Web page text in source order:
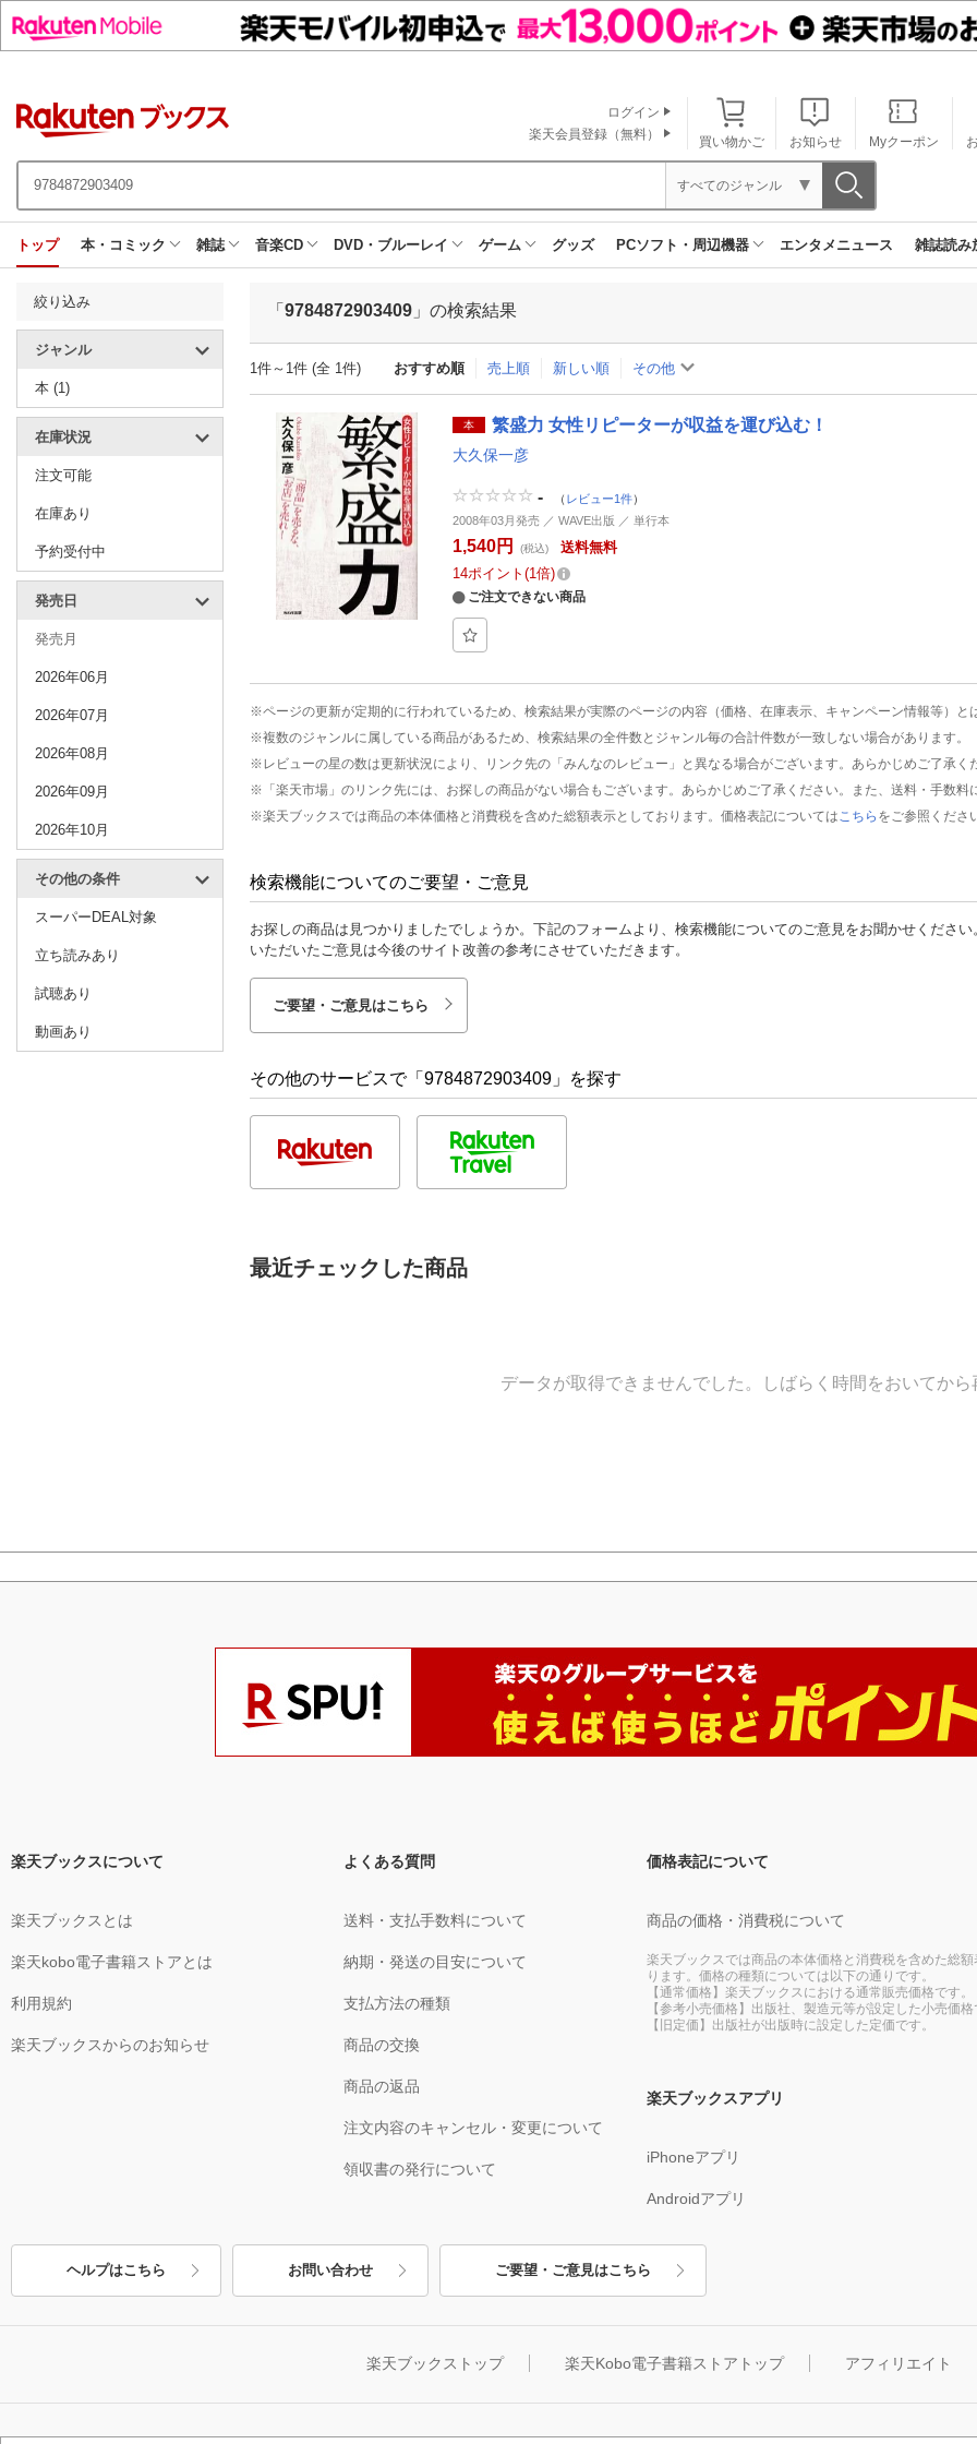
買い物かご お知らせ Myクーポン
ログイン
楽天会員登録（無料）
すべてのジャンル
トップ 本・コミック 雑誌 音楽CD DVD・ブルーレイ ゲーム グッズ PCソフト・周辺機器 エンタメニュース 雑誌読み
絞り込み
ジャンル
本 (1)
在庫状況
注文可能
在庫あり
予約受付中
発売日
発売月
2026年06月
2026年07月
2026年08月
2026年09月
2026年10月
その他の条件
スーパーDEAL対象
立ち読みあり
試聴あり
動画あり
「 9784872903409 」の検索結果
1件～1件 (全 1件) おすすめ順 売上順 新しい順 その他
本 繁盛力 女性リピーターが収益を運び込む！
大久保一彦
- （ レビュー1件）
2008年03月発売 ／ WAVE出版 ／ 単行本
1,540円 (税込)
送料無料
14ポイント 1倍
ご注文できない商品
※ページの更新が定期的に行われているため、検索結果が実際のページの内容（価格、在庫表示、キャンペーン情報等）と
※複数のジャンルに属している商品があるため、検索結果の全件数とジャンル毎の合計件数が一致しない場合があります。
※レビューの星の数は更新状況により、リンク先の「みんなのレビュー」と異なる場合がございます。あらかじめご了承く
※「楽天市場」のリンク先には、お探しの商品がない場合もございます。あらかじめご了承ください。また、送料・手数料
※楽天ブックスでは商品の本体価格と消費税を含めた総額表示としております。価格表記については こちら をご参照くださ
検索機能についてのご要望・ご意見
お探しの商品は見つかりましたでしょうか。下記のフォームより、検索機能についてのご意見をお聞かせください
いただいたご意見は今後のサイト改善の参考にさせていただきます。
ご要望・ご意見はこちら
その他のサービスで「9784872903409」を探す
最近チェックした商品
データが取得できませんでした。しばらく時間をおいてから
楽天ブックスについて
楽天ブックスとは
楽天kobo電子書籍ストアとは
利用規約
楽天ブックスからのお知らせ
よくある質問
送料・支払手数料について
納期・発送の目安について
支払方法の種類
商品の交換
商品の返品
注文内容のキャンセル・変更について
領収書の発行について
価格表記について
商品の価格・消費税について
楽天ブックスでは商品の本体価格と消費税を含めた総額
ります。価格の種類については以下の通りです。
【通常価格】楽天ブックスにおける通常販売価格です。
【参考小売価格】出版社、製造元等が設定した小売価格
【旧定価】出版社が出版時に設定した定価です。
楽天ブックスアプリ
iPhoneアプリ
Androidアプリ
ヘルプはこちら お問い合わせ ご要望・ご意見はこちら
楽天ブックストップ 楽天Kobo電子書籍ストアトップ アフィリエイト